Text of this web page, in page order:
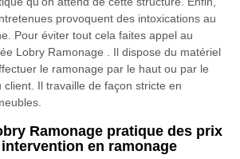
provoquent des intoxications au
Pour éviter tout cela faites appel au
Lobry Ramonage . Il dispose du matériel
le ramonage par le haut ou par le
client. Il travaille de façon stricte en
Ramonage pratique des prix
en ramonage